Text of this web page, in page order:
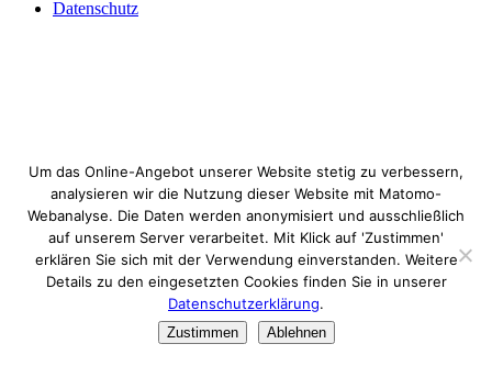
Datenschutz
Um das Online-Angebot unserer Website stetig zu verbessern,
analysieren wir die Nutzung dieser Website mit Matomo-
Webanalyse. Die Daten werden anonymisiert und ausschließlich
auf unserem Server verarbeitet. Mit Klick auf 'Zustimmen'
erklären Sie sich mit der Verwendung einverstanden. Weitere
Details zu den eingesetzten Cookies finden Sie in unserer
Datenschutzerklärung.
Zustimmen Ablehnen